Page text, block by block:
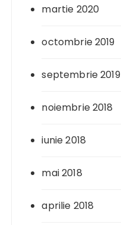
martie 2020
octombrie 2019
septembrie 2019
noiembrie 2018
iunie 2018
mai 2018
aprilie 2018